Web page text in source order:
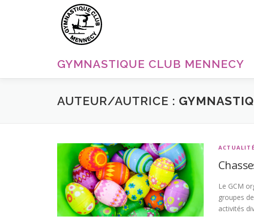
GYMNASTIQUE CLUB MENNECY
AUTEUR/AUTRICE :
Le GCM
groupes
activités